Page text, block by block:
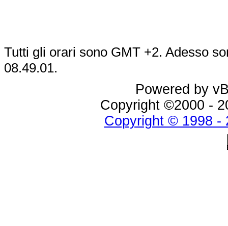
Tutti gli orari sono GMT +2. Adesso
08.49.01.
Powered by
Copyright ©2000 -
Copyright © 1998 -